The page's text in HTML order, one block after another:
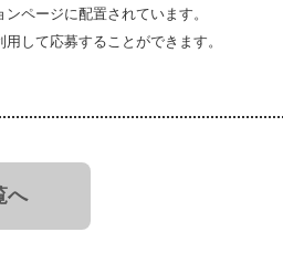
ページに配置されています。
して応募することができます。
へ